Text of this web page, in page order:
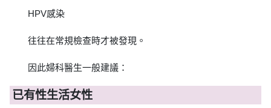
HPV感染
往往在常規檢查時才被發現。
因此婦科醫生一般建議：
已有性生活女性